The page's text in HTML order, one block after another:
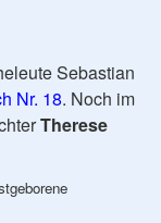
Sebastian
Nr. 18. Noch im
Therese